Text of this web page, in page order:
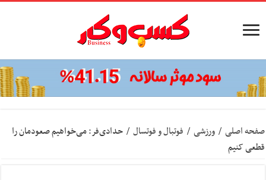
صفحه اصلی / ورزشی / فوتبال و فوتسال / حدادی‌فر: می‌خواهیم صعودمان را
قطعی کنیم